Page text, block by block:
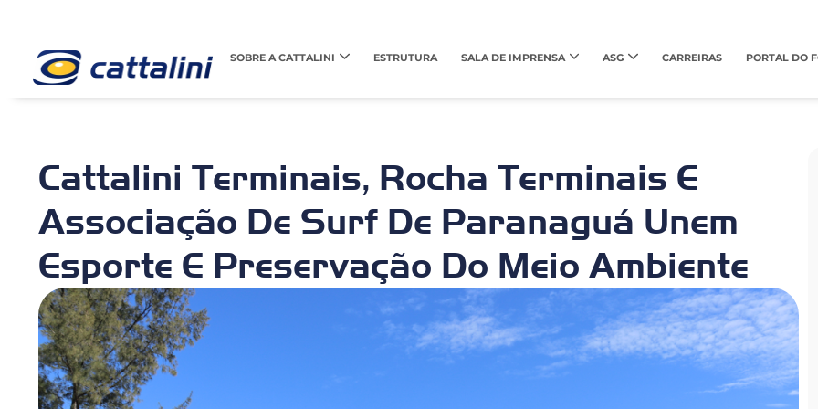
SOBRE A CATTALINI ESTRUTURA SALA DE IMPRENSA ASG CARREIRAS PORTAL DO
Cattalini Terminais, Rocha Terminais E
Associação De Surf De Paranaguá Unem
Esporte E Preservação Do Meio Ambiente